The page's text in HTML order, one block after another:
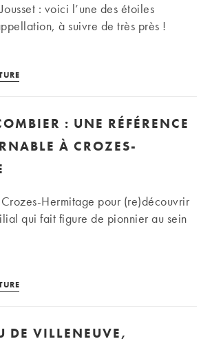
nature
: voici l’une des étoiles
à suivre de très près !
Domaine
Bertrand
Jousset
fraîcheur
Montlouis
: UNE RÉFÉRENCE
À CROZES-
Crozes-Hermitage pour (re)découvrir
qui fait figure de pionnier au sein
Domaine
une
DE VILLENEUVE,